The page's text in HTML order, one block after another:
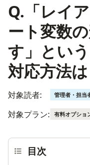
Q.「レイ
ート変数
す」とい
対応方法は
対象読者: 管理者・担当
対象プラン: 有料オプショ
目次